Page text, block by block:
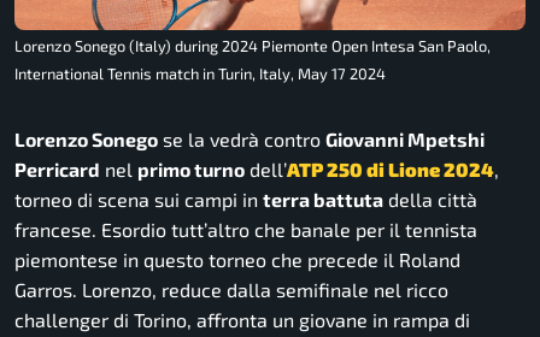
Lorenzo Sonego (Italy) during 2024 Piemonte Open Intesa San Paolo,
International Tennis match in Turin, Italy, May 17 2024
Lorenzo Sonego se la vedrà contro Giovanni Mpetshi
Perricard nel primo turno dell’ATP 250 di Lione 2024,
torneo di scena sui campi in terra battuta della città
francese. Esordio tutt’altro che banale per il tennista
piemontese in questo torneo che precede il Roland
Garros. Lorenzo, reduce dalla semifinale nel ricco
challenger di Torino, affronta un giovane in rampa di